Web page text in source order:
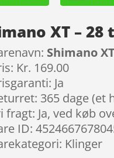
XT –
Shimano
Kr. 169.00
Ja
365 dage (et
fragt: Ja, ved køb
ID:
Klinger